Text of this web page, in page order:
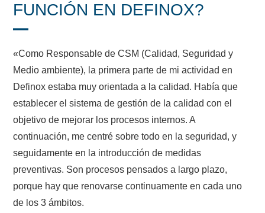
FUNCIÓN EN DEFINOX?
«Como Responsable de CSM (Calidad, Seguridad y
Medio ambiente), la primera parte de mi actividad en
Definox estaba muy orientada a la calidad. Había que
establecer el sistema de gestión de la calidad con el
objetivo de mejorar los procesos internos. A
continuación, me centré sobre todo en la seguridad, y
seguidamente en la introducción de medidas
preventivas. Son procesos pensados a largo plazo,
porque hay que renovarse continuamente en cada uno
de los 3 ámbitos.